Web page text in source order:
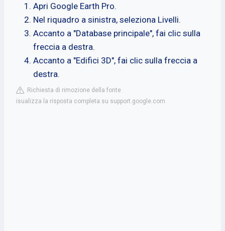
Apri Google Earth Pro.
Nel riquadro a sinistra, seleziona Livelli.
Accanto a "Database principale", fai clic sulla
freccia a destra.
Accanto a "Edifici 3D", fai clic sulla freccia a
destra.
Richiesta di rimozione della fonte
isualizza la risposta completa su support.google.com